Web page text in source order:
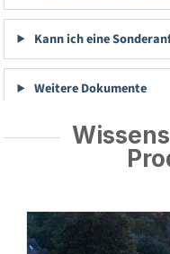
Kann ich eine
Weitere Dokumente